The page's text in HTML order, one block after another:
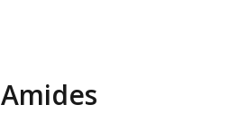
Amides